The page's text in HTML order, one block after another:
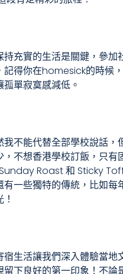
充實的生活是關鍵，參加
得你在homesick的時候
單寂寞感減低。
不能代替全部學校說話，
不想香港學校訂飯，只
Roast 和 Sticky
一些獨特的傳統，比如
生活讓我們深入體驗當
下良好的第一印象！不